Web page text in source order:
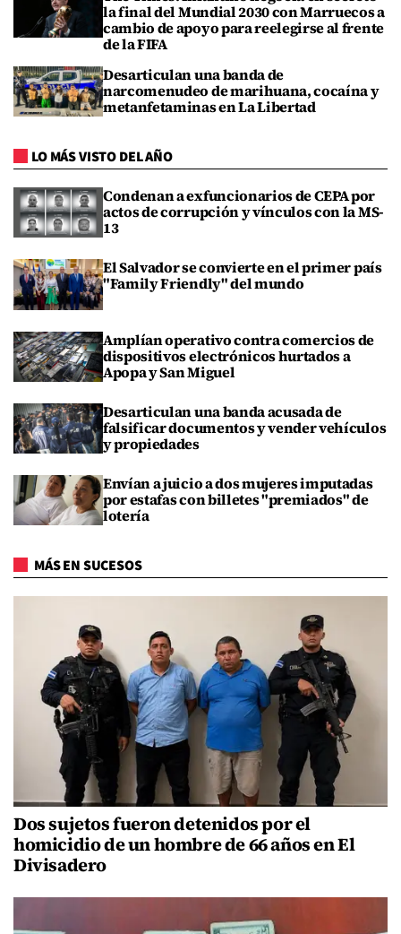
la final del Mundial 2030 con Marruecos a
cambio de apoyo para reelegirse al frente
de la FIFA
Desarticulan una banda de
narcomenudeo de marihuana, cocaína y
metanfetaminas en La Libertad
LO MÁS VISTO DEL AÑO
Condenan a exfuncionarios de CEPA por
actos de corrupción y vínculos con la MS-
13
El Salvador se convierte en el primer país
"Family Friendly" del mundo
Amplían operativo contra comercios de
dispositivos electrónicos hurtados a
Apopa y San Miguel
Desarticulan una banda acusada de
falsificar documentos y vender vehículos
y propiedades
Envían a juicio a dos mujeres imputadas
por estafas con billetes "premiados" de
lotería
MÁS EN SUCESOS
Dos sujetos fueron detenidos por el
homicidio de un hombre de 66 años en El
Divisadero